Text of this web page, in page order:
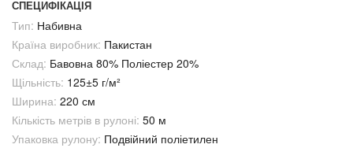
СПЕЦИФІКАЦІЯ
Тип: Набивна
Країна виробник: Пакистан
Склад: Бавовна 80% Поліестер 20%
Щільність: 125±5 г/м²
Ширина: 220 см
Кількість метрів в рулоні: 50 м
Упаковка рулону: Подвійний поліетилен